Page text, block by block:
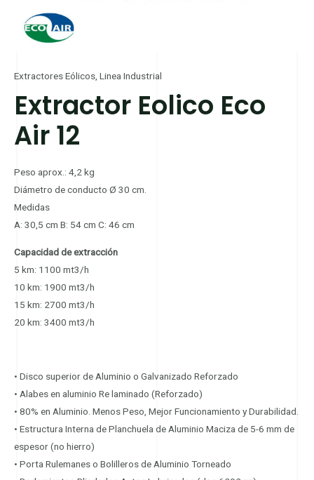
Extractores Eólicos Linea Industrial
Extractor Eolico Eco
Air 12
Peso aprox.: 4,2 kg
Diámetro de conducto Ø 30 cm.
Medidas
A: 30,5 cm B: 54 cm C: 46 cm
Capacidad de extracción
5 km: 1100 mt3/h
10 km: 1900 mt3/h
15 km: 2700 mt3/h
20 km: 3400 mt3/h
• Disco superior de Aluminio o Galvanizado Reforzado
• Alabes en aluminio Re laminado (Reforzado)
• 80% en Aluminio. Menos Peso, Mejor Funcionamiento y Durabilidad.
• Estructura Interna de Planchuela de Aluminio Maciza de 5-6 mm de
espesor (no hierro)
• Porta Rulemanes o Bolilleros de Aluminio Torneado